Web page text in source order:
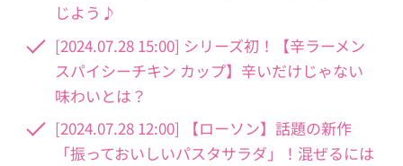
じよう♪
[2024.07.28 15:00] シリーズ初！【辛ラーメン
スパイシーチキン カップ】辛いだけじゃない
味わいとは？
[2024.07.28 12:00] 【ローソン】話題の新作
「振っておいしいパスタサラダ」！混ぜるには